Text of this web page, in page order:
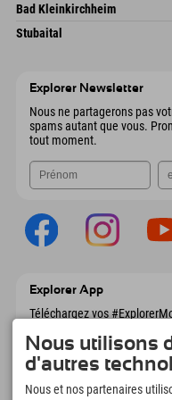
Autriche
Gscheat 14
6441 Umhausen
Autriche
Bad Kleinkirchheim
Dorfstraße 24
Stubaital
Explorer Newsletter
Nous ne partagerons pas
spams autant que vous.
tout moment.
Explorer App
Téléchargez vos
réservations, liste de choses
des restaurants et bien plus
Téléchargez-le maintenant !
Nous utilisons
d'autres
Nous et nos partenaires